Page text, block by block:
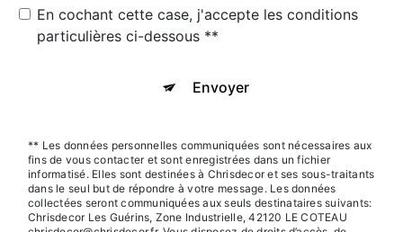
En cochant cette case, j'accepte les conditions
particulières ci-dessous **
Envoyer
** Les données personnelles communiquées sont nécessaires aux
fins de vous contacter et sont enregistrées dans un fichier
informatisé. Elles sont destinées à Chrisdecor et ses sous-traitants
dans le seul but de répondre à votre message. Les données
collectées seront communiquées aux seuls destinataires suivants:
Chrisdecor Les Guérins, Zone Industrielle, 42120 LE COTEAU